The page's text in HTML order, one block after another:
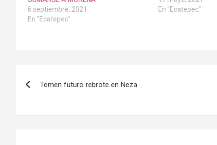
6 septiembre, 2021
En "Ecatepec"
En "Ecatepec"
de
entradas
Temen futuro rebrote en Neza